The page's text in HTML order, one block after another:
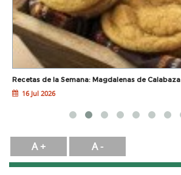
Recetas de la Semana: Magdalenas de Calabaza
16 Jul 2026
A + A -